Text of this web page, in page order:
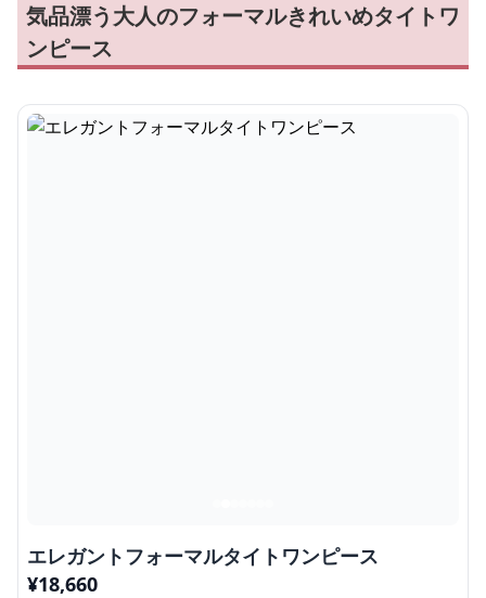
気品漂う大人のフォーマルきれいめタイトワ
ンピース
エレガントフォーマルタイトワンピース
¥18,660